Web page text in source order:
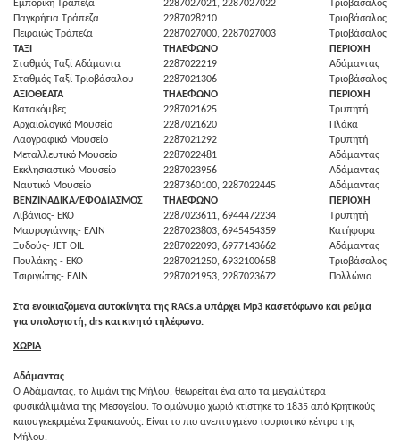
Εμπορική Τράπεζα
2287027021, 2287027022
Τριοβάσαλος
Παγκρήτια Τράπεζα
2287028210
Τριοβάσαλος
Πειραιώς Τράπεζα
2287027000, 2287027003
Τριοβάσαλος
ΤΑΞΙ
ΤΗΛΕΦΩΝΟ
ΠΕΡΙΟΧΗ
Σταθμός Ταξί Αδάμαντα
2287022219
Αδάμαντας
Σταθμός Ταξί Τριοβάσαλου
2287021306
Τριοβάσαλος
ΑΞΙΟΘΕΑΤΑ
ΤΗΛΕΦΩΝΟ
ΠΕΡΙΟΧΗ
Κατακόμβες
2287021625
Τρυπητή
Αρχαιολογικό Μουσείο
2287021620
Πλάκα
Λαογραφικό Μουσείο
2287021292
Τρυπητή
Μεταλλευτικό Μουσείο
2287022481
Αδάμαντας
Εκκλησιαστικό Μουσείο
2287023956
Αδάμαντας
Ναυτικό Μουσείο
2287360100, 2287022445
Αδάμαντας
ΒΕΝΖΙΝΑΔΙΚΑ/ΕΦΟΔΙΑΣΜΟΣ
ΤΗΛΕΦΩΝΟ
ΠΕΡΙΟΧΗ
Λιβάνιος- ΕΚΟ
2287023611, 6944472234
Τρυπητή
Μαυρογιάννης- ΕΛΙΝ
2287023803, 6945454359
Κατήφορα
Ξυδούς- JET OIL
2287022093, 6977143662
Αδάμαντας
Πουλάκης - ΕΚΟ
2287021250, 6932100658
Τριοβάσαλος
Τσιριγώτης- ΕΛΙΝ
2287021953, 2287023672 Πολλώνια
Στα ενοικιαζόμενα αυτοκίνητα της RACs.a υπάρχει Mp3 κασετόφωνο και ρεύμα
για υπολογιστή, drs και κινητό τηλέφωνο.
ΧΩΡΙΑ
Αδάμαντας
Ο Αδάμαντας, το λιμάνι της Μήλου, θεωρείται ένα από τα μεγαλύτερα
φυσικάλιμάνια της Μεσογείου. Το ομώνυμο χωριό κτίστηκε το 1835 από Κρητικούς
καισυγκεκριμένα Σφακιανούς. Είναι το πιο ανεπτυγμένο τουριστικό κέντρο της
Μήλου.